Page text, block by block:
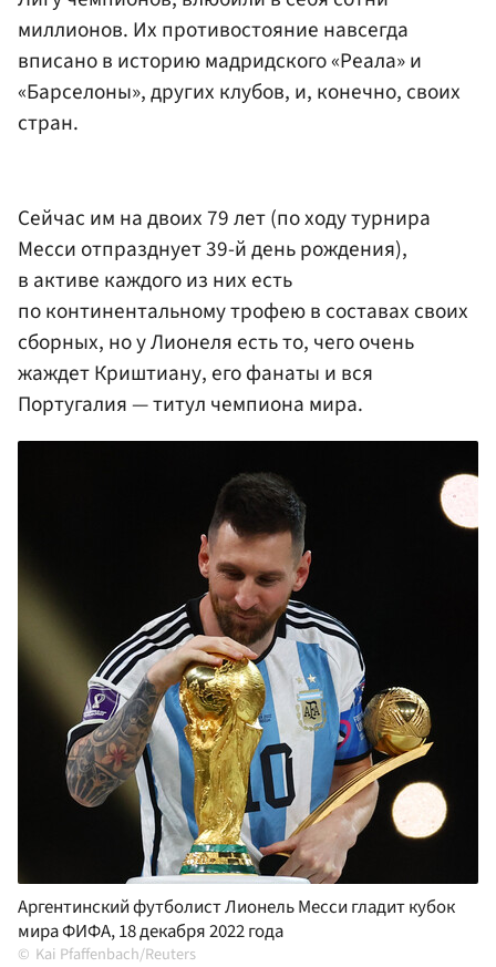
миллионов. Их противостояние навсегда
вписано в историю мадридского «Реала» и
«Барселоны», других клубов, и, конечно, своих
стран.
Сейчас им на двоих 79 лет (по ходу турнира
Месси отпразднует 39-й день рождения),
в активе каждого из них есть
по континентальному трофею в составах своих
сборных, но у Лионеля есть то, чего очень
жаждет Криштиану, его фанаты и вся
Португалия — титул чемпиона мира.
Аргентинский футболист Лионель Месси гладит кубок
мира ФИФА, 18 декабря 2022 года
Kai Pfaffenbach/Reuters